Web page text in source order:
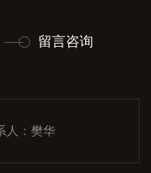
留言咨询
人：樊华